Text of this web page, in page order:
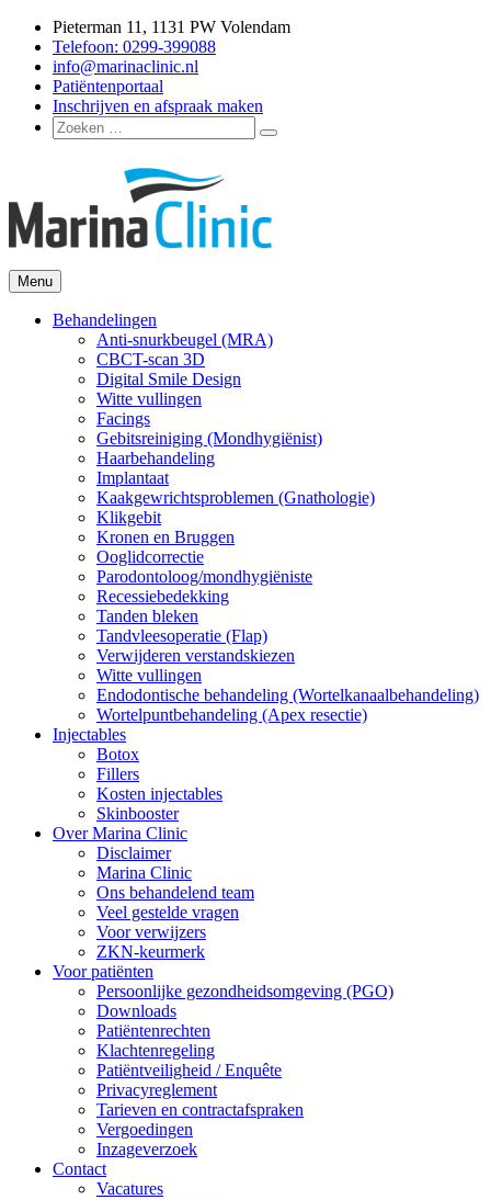
naar
inhoud
Pieterman 11, 1131 PW Volendam
Telefoon: 0299-399088
info@marinaclinic.nl
Patiëntenportaal
Inschrijven en afspraak maken
Zoeken
naar:
Zoeken
Marina Clinic
Omdat u goed in uw vel mag zitten.
Menu
Behandelingen
Anti-snurkbeugel (MRA)
CBCT-scan 3D
Digital Smile Design
Witte vullingen
Facings
Gebitsreiniging (Mondhygiënist)
Haarbehandeling
Implantaat
Kaakgewrichtsproblemen (Gnathologie)
Klikgebit
Kronen en Bruggen
Ooglidcorrectie
Parodontoloog/mondhygiëniste
Recessiebedekking
Tanden bleken
Tandvleesoperatie (Flap)
Verwijderen verstandskiezen
Witte vullingen
Endodontische behandeling (Wortelkanaalbehandeling)
Wortelpuntbehandeling (Apex resectie)
Injectables
Botox
Fillers
Kosten injectables
Skinbooster
Over Marina Clinic
Disclaimer
Marina Clinic
Ons behandelend team
Veel gestelde vragen
Voor verwijzers
ZKN-keurmerk
Voor patiënten
Persoonlijke gezondheidsomgeving (PGO)
Downloads
Patiëntenrechten
Klachtenregeling
Patiëntveiligheid / Enquête
Privacyreglement
Tarieven en contractafspraken
Vergoedingen
Inzageverzoek
Contact
Vacatures